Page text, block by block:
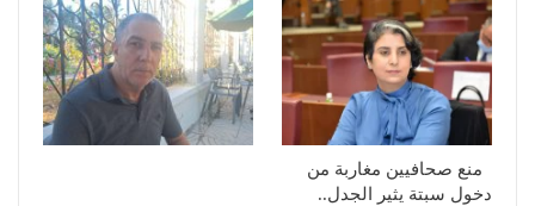
منع صحافيين مغاربة من
دخول سبتة يثير الجدل..